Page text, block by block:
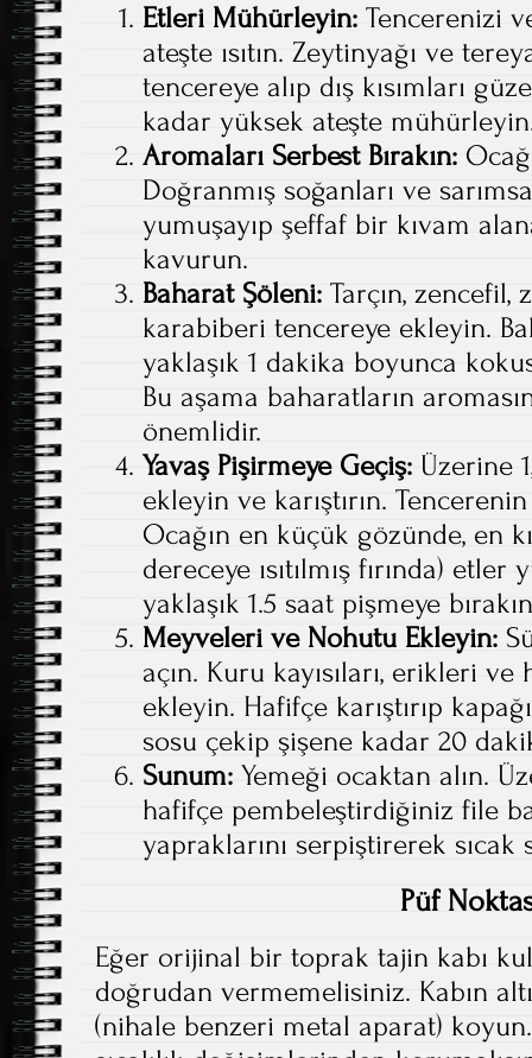
Etleri Mühürleyin: Tencerenizi
ateşte ısıtın. Zeytinyağı ve
tencereye alıp dış kısımları
kadar yüksek ateşte
Aromaları Serbest Bırakın:
Doğranmış soğanları ve
yumuşayıp şeffaf bir kıvam
kavurun.
Baharat Şöleni: Tarçın, zencefil,
karabiberi tencereye ekleyin.
yaklaşık 1 dakika boyunca
Bu aşama baharatların
önemlidir.
Yavaş Pişirmeye Geçiş: Üzerine
ekleyin ve karıştırın. Tencerenin
Ocağın en küçük gözünde, en
dereceye ısıtılmış fırında)
yaklaşık 1.5 saat pişmeye
Meyveleri ve Nohutu Ekleyin:
açın. Kuru kayısıları, erikleri ve
ekleyin. Hafifçe karıştırıp
sosu çekip şişene kadar 20
Sunum: Yemeği ocaktan alın.
hafifçe pembeleştirdiğiniz file
yapraklarını serpiştirerek sıcak
Püf
Eğer orijinal bir toprak tajin kabı
doğrudan vermemelisiniz. Kabın
(nihale benzeri metal aparat)